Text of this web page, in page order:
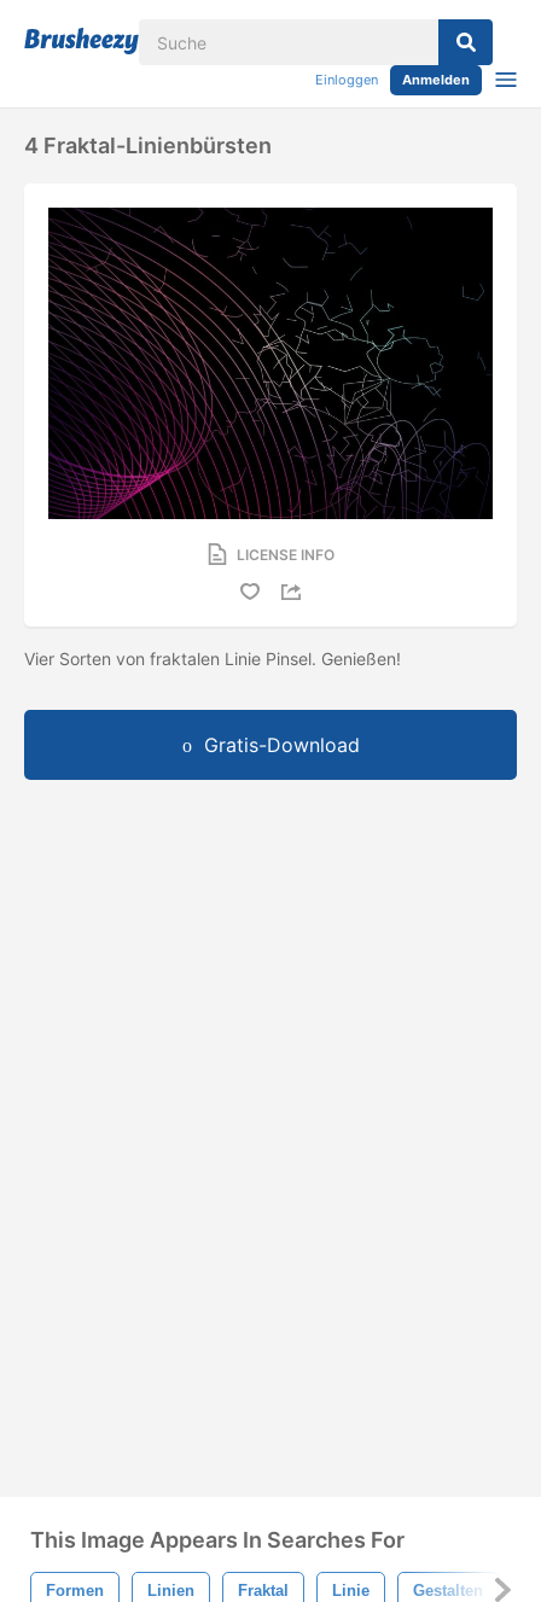
Einloggen Anmelden
4 Fraktal-Linienbürsten
LICENSE INFO
Vier Sorten von fraktalen Linie Pinsel. Genießen!
Gratis-Download
This Image Appears In Searches For
Formen Linien Fraktal Linie Gestalten